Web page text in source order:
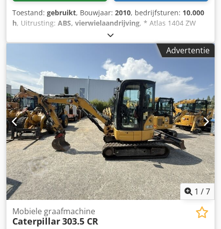
Toestand: gebruikt, Bouwjaar: 2010, bedrijfsturen: 10.000
h, Uitrusting: ABS, vierwielaandrijving, * Atlas 1404 ZW
tweerichtingsgraafmachine * Bouwjaar: 2010 *
Bedrijfsuren: 10.000 u * hydraulische stempels Crjdpozf T
Uvjfx Apmof * achteruitrijcamera * meer foto’s en video’s
via Whatsapp * Alle informatie zonder garantie,
tussentijdse verkoop voorbehouden.
Advertentie
1 /7
Mobiele graafmachine
Caterpillar303.5 CR